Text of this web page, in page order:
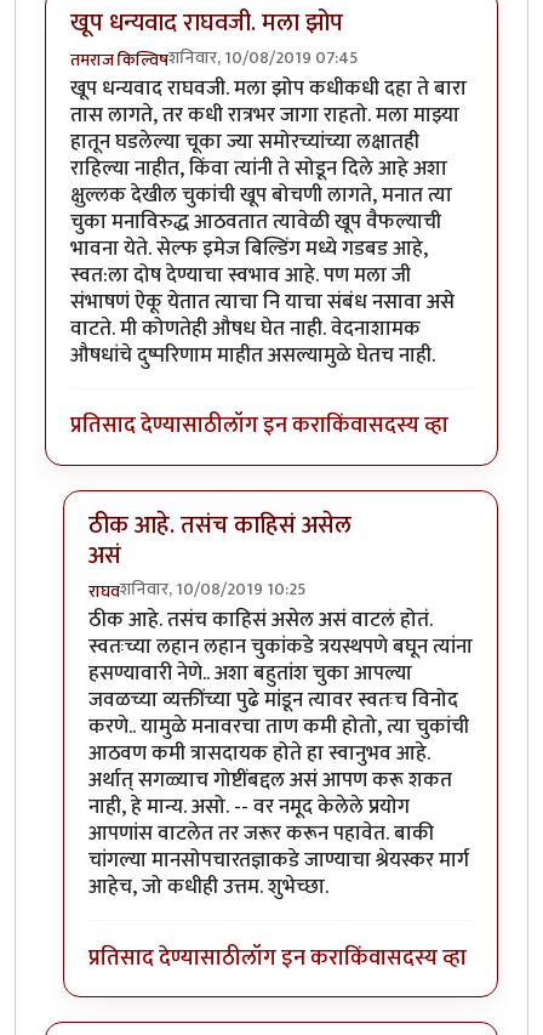
खूप धन्यवाद राघवजी. मला झोप
तमराज किल्विषशनिवार, 10/08/2019 07:45
खूप धन्यवाद राघवजी. मला झोप कधीकधी दहा ते बारा
तास लागते, तर कधी रात्रभर जागा राहतो. मला माझ्या
हातून घडलेल्या चूका ज्या समोरच्यांच्या लक्षातही
राहिल्या नाहीत, किंवा त्यांनी ते सोडून दिले आहे अशा
क्षुल्लक देखील चुकांची खूप बोचणी लागते, मनात त्या
चुका मनाविरुद्ध आठवतात त्यावेळी खूप वैफल्याची
भावना येते. सेल्फ इमेज बिल्डिंग मध्ये गडबड आहे,
स्वत:ला दोष देण्याचा स्वभाव आहे. पण मला जी
संभाषणं ऐकू येतात त्याचा नि याचा संबंध नसावा असे
वाटते. मी कोणतेही औषध घेत नाही. वेदनाशामक
औषधांचे दुष्परिणाम माहीत असल्यामुळे घेतच नाही.
प्रतिसाद देण्यासाठीलॉग इन कराकिंवासदस्य व्हा
ठीक आहे. तसंच काहिसं असेल
असं
राघवशनिवार, 10/08/2019 10:25
In reply toखूप धन्यवाद राघवजी. मला झोपby
ठीक आहे. तसंच काहिसं असेल असं वाटलं होतं.
स्वतःच्या लहान लहान चुकांकडे त्रयस्थपणे बघून त्यांना
हसण्यावारी नेणे.. अशा बहुतांश चुका आपल्या
जवळच्या व्यक्तींच्या पुढे मांडून त्यावर स्वतःच विनोद
करणे.. यामुळे मनावरचा ताण कमी होतो, त्या चुकांची
आठवण कमी त्रासदायक होते हा स्वानुभव आहे.
अर्थात् सगळ्याच गोष्टींबद्दल असं आपण करू शकत
नाही, हे मान्य. असो. -- वर नमूद केलेले प्रयोग
आपणांस वाटलेत तर जरूर करून पहावेत. बाकी
चांगल्या मानसोपचारतज्ञाकडे जाण्याचा श्रेयस्कर मार्ग
आहेच, जो कधीही उत्तम. शुभेच्छा.
प्रतिसाद देण्यासाठीलॉग इन कराकिंवासदस्य व्हा